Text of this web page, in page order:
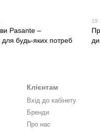
Pasante –
будь-яких потреб
19
Клієнтам
Вхід до кабінету
Бренди
Про нас